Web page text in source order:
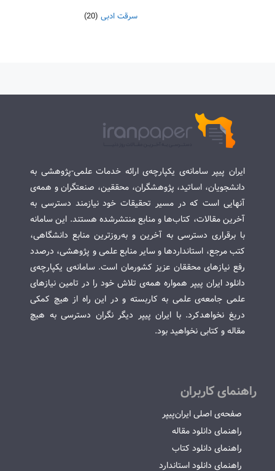
سرقت ادبی (20)
ایران پیپر سامانه‌ی یکپارچه‌ی ارائه خدمات علمی-پژوهشی به
دانشجویان، اساتید، پژوهشگران، محققین، صنعتگران و همه‌ی
آنهایی است که در مسیر تحقیقات خود نیازمند دسترسی به
آخرین مقالات، کتاب‌ها و منابع منتشرشده هستند. این سامانه
با برقراری دسترسی به آخرین و به‌روزترین منابع دانشگاهی،
کتب مرجع، استانداردها و سایر منابع علمی و پژوهشی، درصدد
رفع نیازهای محققان عزیز کشورمان است. سامانه‌ی یکپارچه‌ی
دانلود ایران پیپر همواره همه‌ی تلاش خود را در تامین نیازهای
علمی جامعه‌ی علمی به کاربسته و در این راه از هیچ کمکی
دریغ نخواهدکرد. با ایران پیپر دیگر نگران دسترسی به هیچ
مقاله و کتابی نخواهید بود.
راهنمای کاربران
صفحه‌ی اصلی ایران‌پیپر
راهنمای دانلود مقاله
راهنمای دانلود کتاب
راهنمای دانلود استاندارد